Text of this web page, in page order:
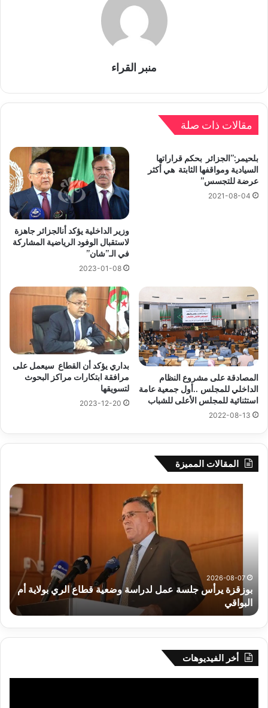
منبر القراء
مقالات ذات صلة
بلحيمر:”الجزائر بحكم قراراتها
السيادية ومواقفها الثابتة هي أكثر
عرضة للتجسس”
2021-08-04
وزير الداخلية يؤكد أنالجزائر جاهزة
لاستقبال الوفود الرياضية المشاركة
في الـ”شان”
2023-01-08
المصادقة على مشروع النظام
الداخلي للمجلس ..أول جمعية عامة
استثنائية للمجلس الأعلى للشباب
2022-08-13
بداري يؤكد أن القطاع سيعمل على
مرافقة ابتكارات مراكز البحوث
لتسويقها
2023-12-20
المقالات المميزة
لدراسة
الري
بولاية
البواقي
2026-08-07
بوزقزة يرأس جلسة عمل لدراسة وضعية قطاع الري بولاية أم
البواقي
أخر الفيديوهات